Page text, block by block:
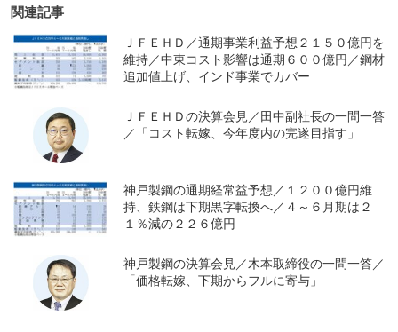
関連記事
ＪＦＥＨＤ／通期事業利益予想２１５０億円を
維持／中東コスト影響は通期６００億円／鋼材
追加値上げ、インド事業でカバー
ＪＦＥＨＤの決算会見／田中副社長の一問一答
／「コスト転嫁、今年度内の完遂目指す」
神戸製鋼の通期経常益予想／１２００億円維
持、鉄鋼は下期黒字転換へ／４～６月期は２
１％減の２２６億円
神戸製鋼の決算会見／木本取締役の一問一答／
「価格転嫁、下期からフルに寄与」